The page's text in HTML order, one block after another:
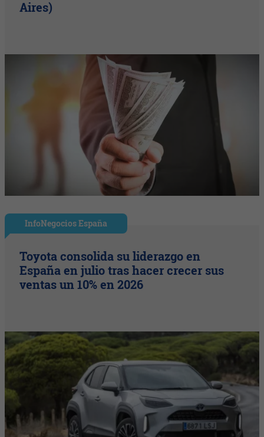
Aires)
InfoNegocios España
Toyota consolida su liderazgo en
España en julio tras hacer crecer sus
ventas un 10% en 2026